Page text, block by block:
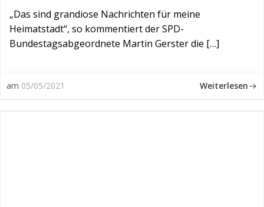
„Das sind grandiose Nachrichten für meine
Heimatstadt“, so kommentiert der SPD-
Bundestagsabgeordnete Martin Gerster die […]
am 05/05/2021 Weiterlesen